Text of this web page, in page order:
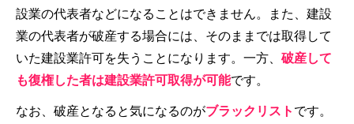
設業の代表者などになることはできません。また、建設
業の代表者が破産する場合には、そのままでは取得して
いた建設業許可を失うことになります。一方、 破産して
も復権した者は建設業許可取得が可能です。
なお、破産となると気になるのがブラックリスト です。